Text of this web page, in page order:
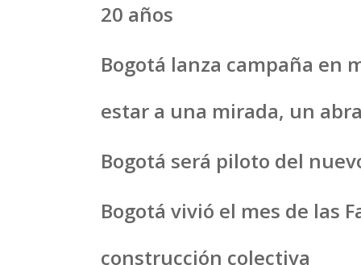
20 años
Bogotá lanza campaña en
estar a una mirada, un
Bogotá será piloto del
Bogotá vivió el mes de las
construcción colectiva